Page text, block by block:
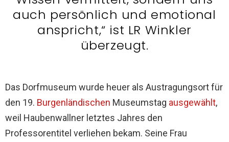
auch persönlich und emotional
anspricht,“ ist LR Winkler
überzeugt.
Das Dorfmuseum wurde heuer als Austragungsort für
den 19. Burgenländischen Museumstag ausgewählt,
weil Haubenwallner letztes Jahres den
Professorentitel verliehen bekam. Seine Frau